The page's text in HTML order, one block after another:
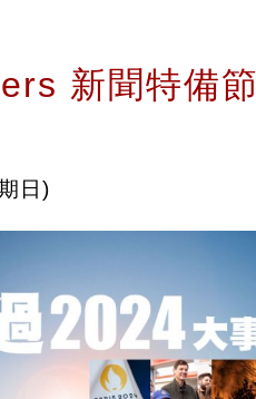
新聞特備
日)